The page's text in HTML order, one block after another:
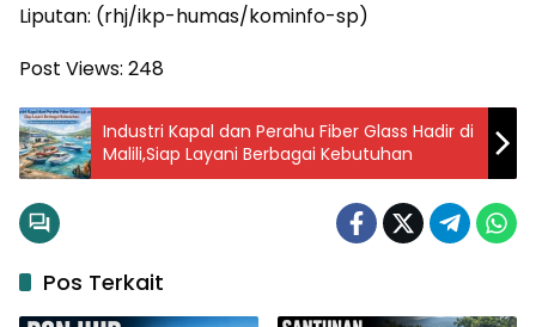
Liputan: (rhj/ikp-humas/kominfo-sp)
Post Views: 248
Industri Kapal dan Perahu Fiber Glass Hadir di
Malili,Siap Layani Berbagai Kebutuhan
Pos Terkait